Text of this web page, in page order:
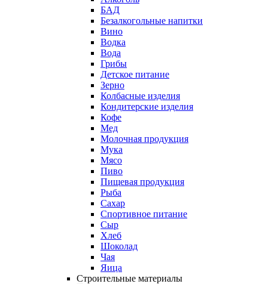
БАД
Безалкогольные напитки
Вино
Водка
Вода
Грибы
Детское питание
Зерно
Колбасные изделия
Кондитерские изделия
Кофе
Мед
Молочная продукция
Мука
Мясо
Пиво
Пищевая продукция
Рыба
Сахар
Спортивное питание
Сыр
Хлеб
Шоколад
Чая
Яица
Строительные материалы